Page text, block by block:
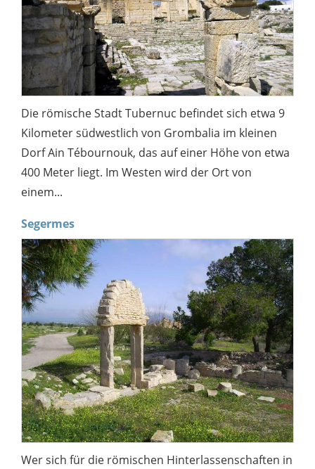
Die römische Stadt Tubernuc befindet sich etwa 9
Kilometer südwestlich von Grombalia im kleinen
Dorf Ain Tébournouk, das auf einer Höhe von etwa
400 Meter liegt. Im Westen wird der Ort von
einem...
Segermes
Wer sich für die römischen Hinterlassenschaften in